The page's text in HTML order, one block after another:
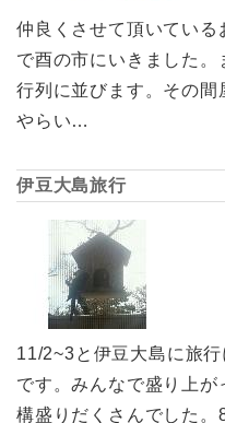
仲良くさせて頂いている
で酉の市にいきました
行列に並びます。その
やらい…
伊豆大島旅行
11/2~3と伊豆大島に旅
です。みんなで盛り上
構盛りだくさんでした。